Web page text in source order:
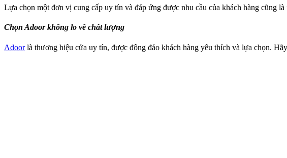
Lựa chọn một đơn vị cung cấp uy tín và đáp ứng được nhu cầu của khách hàng cũng
Chọn Adoor không lo về chất lượng
Adoorlà thương hiệu cửa uy tín, được đông đảo khách hàng yêu thích và lựa chọn.